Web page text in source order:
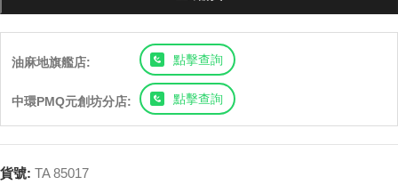
油麻地旗艦店: 點擊查詢
中環PMQ元創坊分店: 點擊查詢
貨號: TA 85017